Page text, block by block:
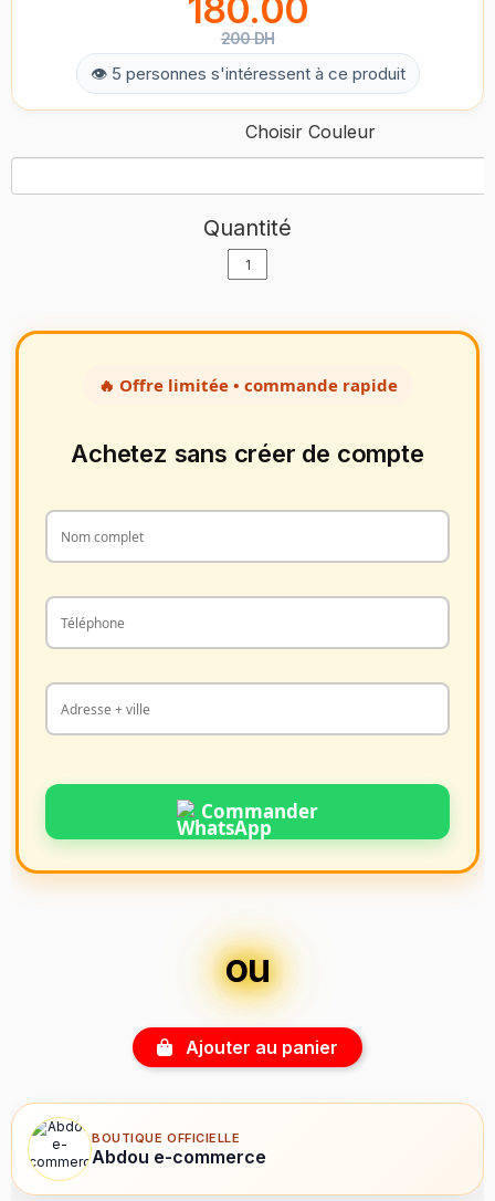
180.00
200 DH
👁 5 personnes s'intéressent à ce produit
Choisir Couleur
Quantité
🔥 Offre limitée • commande rapide
Achetez sans créer de compte
Commander
ou
Ajouter au panier
BOUTIQUE OFFICIELLE
Abdou e-commerce